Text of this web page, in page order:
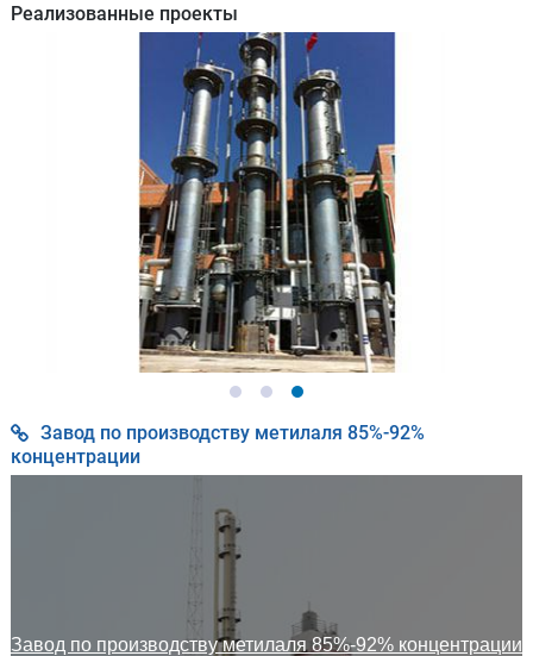
Реализованные проекты
Завод по производству метилаля 85%-92%
концентрации
Завод по производству метилаля 85%-92% концентрации